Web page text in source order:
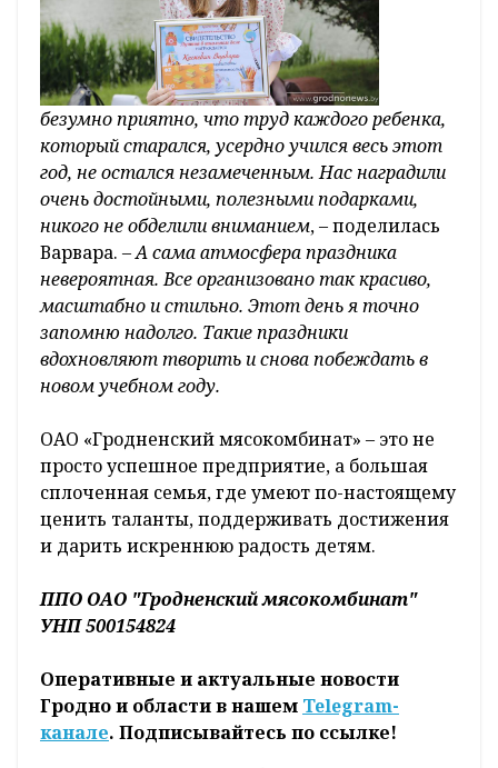
безумно приятно, что труд каждого ребенка,
который старался, усердно учился весь этот
год, не остался незамеченным. Нас наградили
очень достойными, полезными подарками,
никого не обделили вниманием, – поделилась
Варвара. – А сама атмосфера праздника
невероятная. Все организовано так красиво,
масштабно и стильно. Этот день я точно
запомню надолго. Такие праздники
вдохновляют творить и снова побеждать в
новом учебном году.
ОАО «Гродненский мясокомбинат» – это не
просто успешное предприятие, а большая
сплоченная семья, где умеют по-настоящему
ценить таланты, поддерживать достижения
и дарить искреннюю радость детям.
ППО ОАО "Гродненский мясокомбинат"
УНП 500154824
Оперативные и актуальные новости
Гродно и области в нашем Telegram-
канале. Подписывайтесь по ссылке!